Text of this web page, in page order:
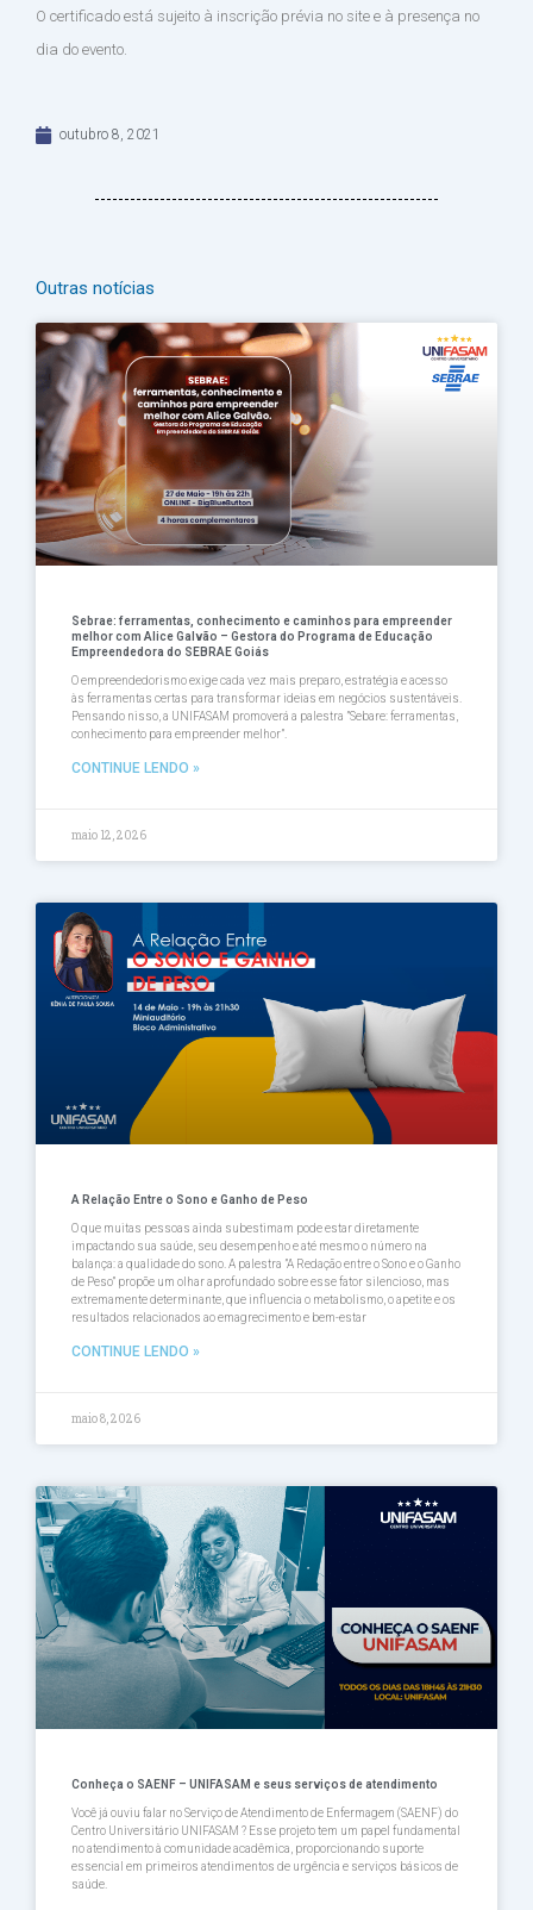
O certificado está sujeito à inscrição prévia no site e à presença no
dia do evento.
outubro 8, 2021
Outras notícias
Sebrae: ferramentas, conhecimento e caminhos para empreender
melhor com Alice Galvão – Gestora do Programa de Educação
Empreendedora do SEBRAE Goiás
O empreendedorismo exige cada vez mais preparo, estratégia e acesso
às ferramentas certas para transformar ideias em negócios sustentáveis.
Pensando nisso, a UNIFASAM promoverá a palestra ”Sebare: ferramentas,
conhecimento para empreender melhor”.
CONTINUE LENDO »
maio 12, 2026
A Relação Entre o Sono e Ganho de Peso
O que muitas pessoas ainda subestimam pode estar diretamente
impactando sua saúde, seu desempenho e até mesmo o número na
balança: a qualidade do sono. A palestra ”A Redação entre o Sono e o Ganho
de Peso” propõe um olhar aprofundado sobre esse fator silencioso, mas
extremamente determinante, que influencia o metabolismo, o apetite e os
resultados relacionados ao emagrecimento e bem-estar
CONTINUE LENDO »
maio 8, 2026
Conheça o SAENF – UNIFASAM e seus serviços de atendimento
Você já ouviu falar no Serviço de Atendimento de Enfermagem (SAENF) do
Centro Universitário UNIFASAM ? Esse projeto tem um papel fundamental
no atendimento à comunidade acadêmica, proporcionando suporte
essencial em primeiros atendimentos de urgência e serviços básicos de
saúde.
PáginaPágina
PáginaPáginaPágina